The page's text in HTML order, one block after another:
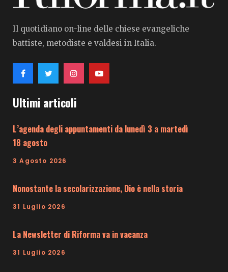
Il quotidiano on-line delle chiese evangeliche
battiste, metodiste e valdesi in Italia.
Ultimi articoli
L’agenda degli appuntamenti da lunedì 3 a martedì
18 agosto
3 Agosto 2026
Nonostante la secolarizzazione, Dio è nella storia
31 Luglio 2026
La Newsletter di Riforma va in vacanza
31 Luglio 2026